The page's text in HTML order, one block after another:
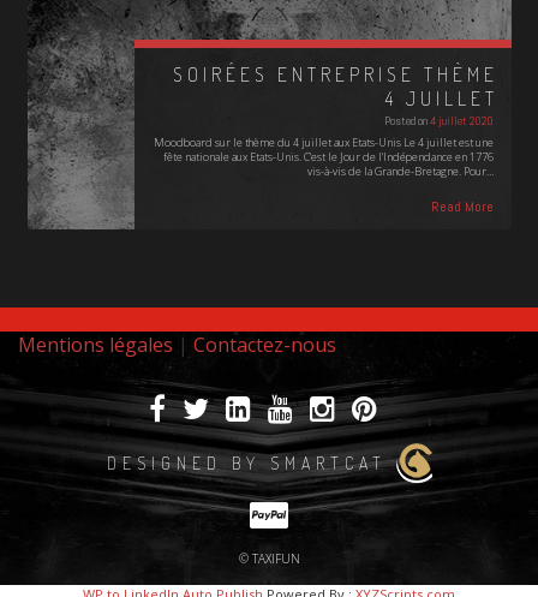
SOIRÉES ENTREPRISE THÈME
4 JUILLET
Posted on4 juillet 2020
Moodboard sur le thème du 4 juillet aux Etats-Unis Le 4 juillet est une
fête nationale aux Etats-Unis. C'est le Jour de l'Indépendance en 1776
vis-à-vis de la Grande-Bretagne. Pour…
Read More
Mentions légales | Contactez-nous
DESIGNED BY SMARTCAT
© TAXIFUN